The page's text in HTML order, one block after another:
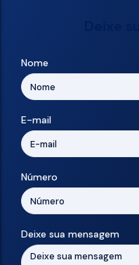
Nome
E-mail
Número
Deixe sua mensagem